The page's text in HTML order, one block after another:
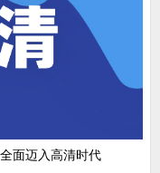
面迈入高清时代